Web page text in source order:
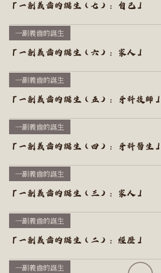
「一副義齒的誕生（七）：自己」
一副義齒的誕生
「一副義齒的誕生（六）：家人」
一副義齒的誕生
「一副義齒的誕生（五）：牙科技師」
一副義齒的誕生
「一副義齒的誕生（四）：牙科醫生」
一副義齒的誕生
「一副義齒的誕生（三）：家人」
一副義齒的誕生
「一副義齒的誕生（二）：經歷」
一副義齒的誕生